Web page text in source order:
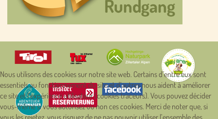
Nous utilisons des cookies sur notre site web. Certains d’entre eux sont
essentiels au fonctionnement du site et d’autres nous aident à améliorer
ce site et l’expérience utilisateur (cookies traceurs). Vous pouvez décider
vous-même si vous autorisez ou non ces cookies. Merci de noter que, si
vous les rejetez, vous risquez de ne pas pouvoir utiliser l’ensemble des